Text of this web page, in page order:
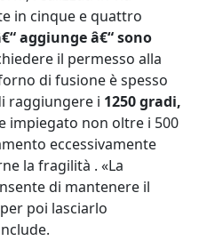
in cinque e quattro
aggiunge â€“ sono
il permesso alla
di fusione è spesso
raggiungere i 1250 gradi,
impiegato non oltre i 500
eccessivamente
la fragilità . «La
di mantenere il
poi lasciarlo